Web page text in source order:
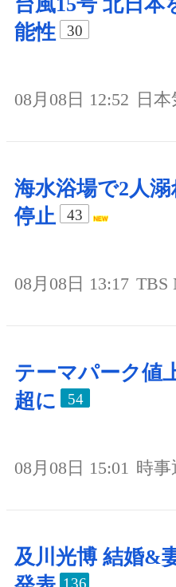
能性
30
08月08日 12:52 日
海水浴場で2人
停止
43
08月08日 13:17 TBS
テーマパーク値
超に
54
08月08日 15:01 時事
及川光博 結婚&
136